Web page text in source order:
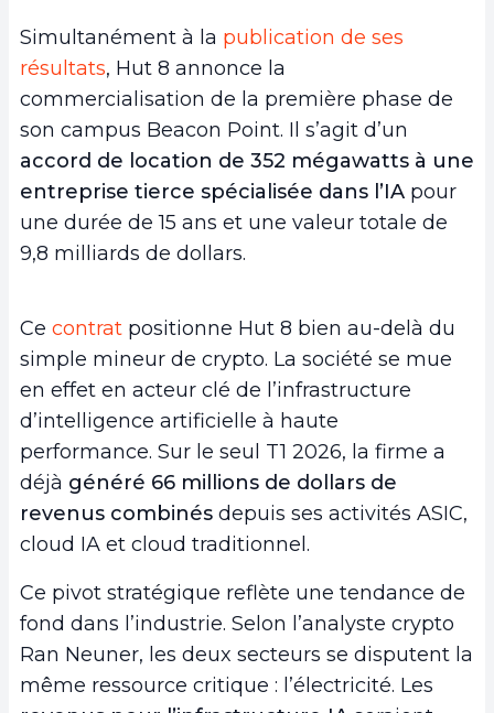
Simultanément à la publication de ses
résultats, Hut 8 annonce la
commercialisation de la première phase de
son campus Beacon Point. Il s’agit d’un
accord de location de 352 mégawatts à une
entreprise tierce spécialisée dans l’IA pour
une durée de 15 ans et une valeur totale de
9,8 milliards de dollars.
Ce contrat positionne Hut 8 bien au-delà du
simple mineur de crypto. La société se mue
en effet en acteur clé de l’infrastructure
d’intelligence artificielle à haute
performance. Sur le seul T1 2026, la firme a
déjà généré 66 millions de dollars de
revenus combinés depuis ses activités ASIC,
cloud IA et cloud traditionnel.
Ce pivot stratégique reflète une tendance de
fond dans l’industrie. Selon l’analyste crypto
Ran Neuner, les deux secteurs se disputent la
même ressource critique : l’électricité. Les